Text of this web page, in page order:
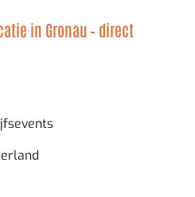
in Gronau – direct